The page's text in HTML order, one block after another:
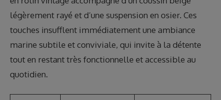
légèrement rayé et d’une suspension en osier. Ces
touches insufflent immédiatement une ambiance
marine subtile et conviviale, qui invite à la détente
tout en restant très fonctionnelle et accessible au
quotidien.